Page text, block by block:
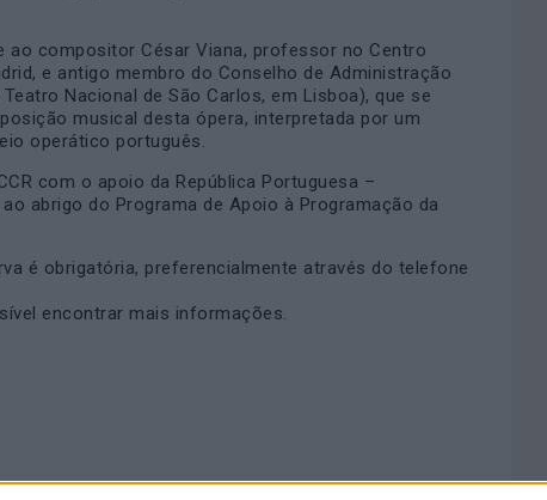
ao compositor César Viana, professor no Centro
e antigo membro do Conselho de Administração
Nacional de São Carlos, em Lisboa), que se
musical desta ópera, interpretada por um
operático português.
com o apoio da República Portuguesa –
abrigo do Programa de Apoio à Programação da
é obrigatória, preferencialmente através do telefone
encontrar mais informações.